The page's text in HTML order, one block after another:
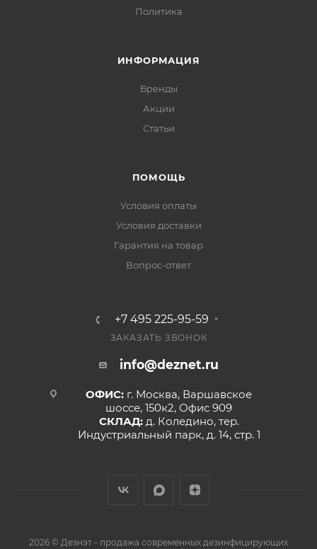
Политика
ИНФОРМАЦИЯ
Бренды
Акции
Статьи
ПОМОЩЬ
Условия оплаты
Условия доставки
Гарантия на товар
Вопрос-ответ
+7 495 225-95-59
ЗАКАЗАТЬ ЗВОНОК
info@deznet.ru
ОФИС: г. Москва, Варшавское
шоссе, 150к2, Офис 909
СКЛАД: д. Коледино, тер.
Индустриальный парк, д. 14, стр. 1
2026 © Дезнэт - продажа современных дезинфицирующих